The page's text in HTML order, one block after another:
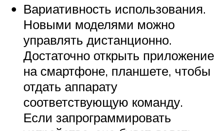
Вариативность использования.
Новыми моделями можно
управлять дистанционно.
Достаточно открыть приложение
на смартфоне, планшете, чтобы
отдать аппарату
соответствующую команду.
Если запрограммировать